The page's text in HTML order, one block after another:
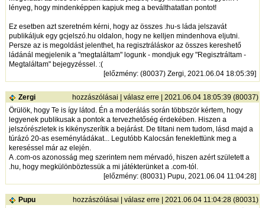
lényeg, hogy mindenképpen kapjuk meg a beválthatatlan pontot!
Ez esetben azt szeretném kérni, hogy az összes .hu-s láda jelszavát
publikáljuk egy gcjelszó.hu oldalon, hogy ne kelljen mindenhova eljutni.
Persze az is megoldást jelenthet, ha regisztráláskor az összes kereshető
ládánál megjelenik a "megtaláltam" logunk - mondjuk egy "Regisztráltam -
Megtaláltam" bejegyzéssel. :(
[előzmény: (80037) Zergi, 2021.06.04 18:05:39]
Zergi hozzászólásai válasz erre | 2021.06.04 18:05:39 (80037)
Örülök, hogy Te is így látod. Én a moderálás során többször kértem, hogy
legyenek publikusak a pontok a tervezhetőség érdekében. Hiszen a
jelszórészletek is kikényszerítik a bejárást. De tiltani nem tudom, lásd majd a
túrázó 20-as eseményládákat... Legutóbb Kalocsán feneklettünk meg a
kereséssel már az elején.
A .com-os azonosság meg szerintem nem mérvadó, hiszen azért született a
.hu, hogy megkülönböztessük a mi játékterünket a .com-tól.
[előzmény: (80031) Pupu, 2021.06.04 11:04:28]
Pupu hozzászólásai válasz erre | 2021.06.04 11:04:28 (80031)